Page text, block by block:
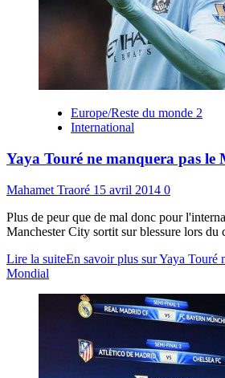
Europe/Reste du monde 2
International
Yaya Touré ne manquera pas le
Mahamet Traoré 15 avril 2014 0
Plus de peur que de mal donc pour
Manchester City sortit sur blessure lors du
Lire la suiteEn savoir plus sur Yaya Touré
Mondial